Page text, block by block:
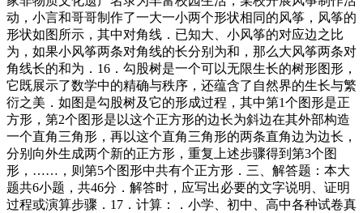
动，小言和哥哥制作了一大一小两个形状相同的风筝，风筝的
形状如图所示，其中对角线．已知大、小风筝的对应边之比
为，如果小风筝两条对角线的长分别为和，那么大风筝两条对
角线长的和为．16．勾股树是一个可以无限生长的树形图形，
它既展示了数学中的精确与秩序，还蕴含了自然界的生长与繁
衍之美．如图是勾股树及它的形成过程，其中第1个图形是正
方形，第2个图形是以这个正方形的边长为斜边在其外部构造
一个直角三角形，再以这个直角三角形的两条直角边为边长，
分别向外生成两个新的正方形，重复上述步骤得到第3个图
形，……，则第5个图形中共有个正方形．三、解答题：本大
题共6小题，共46分．解答时，应写出必要的文字说明、证明
过程或演算步骤．17．计算：．小学、初中、高中各种试卷真